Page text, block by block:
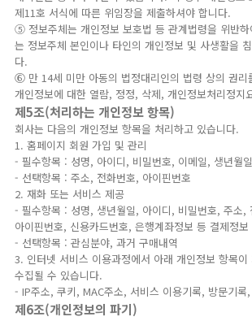
제11호 서식에 따른 위임장을 제출하셔야 합니다.
⑤ 정보주체는 개인정보 보호법 등 관계법령을 위반
는 정보주체 본인이나 타인의 개인정보 및 사생활을
다.
⑥ 만 14세 미만 아동의 법정대리인의 법령 상의 권리
개인정보에 대한 열람, 정정, 삭제, 개인정보처리정지
제5조(처리하는 개인정보 항목)
회사는 다음의 개인정보 항목을 처리하고 있습니다.
1. 홈페이지 회원 가입 및 관리
- 필수항목 : 성명, 아이디, 비밀번호, 이메일, 생년월
- 선택항목 : 주소, 전화번호, 아이핀번호
2. 재화 또는 서비스 제공
- 필수항목 : 성명, 생년월일, 아이디, 비밀번호, 주소,
아이핀번호, 신용카드번호, 은행계좌정보 등 결제정보
- 선택항목 : 관심분야, 과거 구매내역
3. 인터넷 서비스 이용과정에서 아래 개인정보 항목이
수집될 수 있습니다.
- IP주소, 쿠키, MAC주소, 서비스 이용기록, 방문기록
제6조(개인정보의 파기)